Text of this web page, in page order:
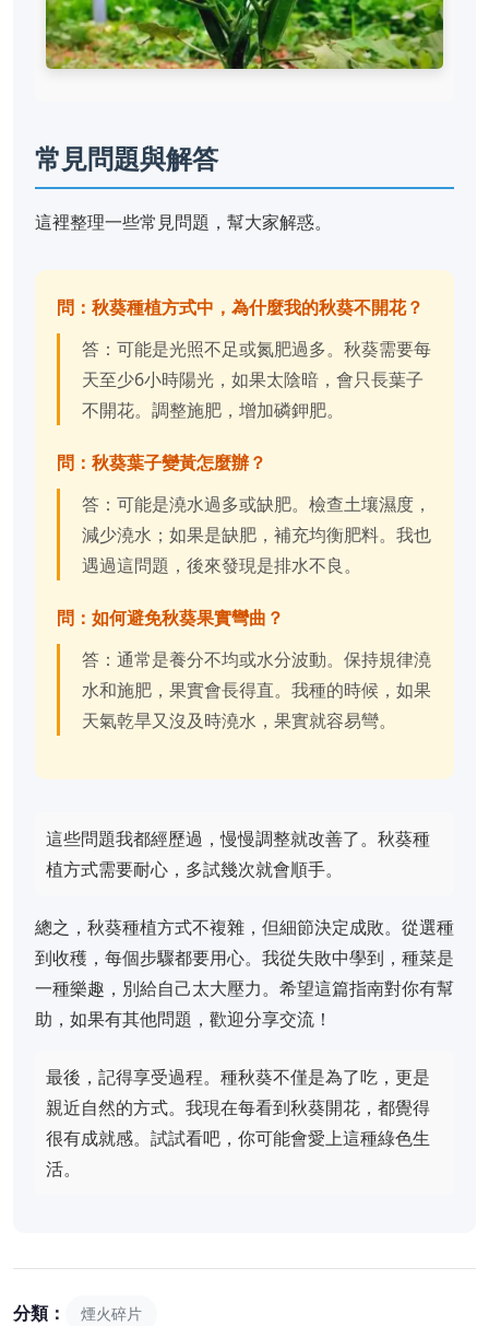
常見問題與解答
這裡整理一些常見問題，幫大家解惑。
問：秋葵種植方式中，為什麼我的秋葵不開花？
答：可能是光照不足或氮肥過多。秋葵需要每
天至少6小時陽光，如果太陰暗，會只長葉子
不開花。調整施肥，增加磷鉀肥。
問：秋葵葉子變黃怎麼辦？
答：可能是澆水過多或缺肥。檢查土壤濕度，
減少澆水；如果是缺肥，補充均衡肥料。我也
遇過這問題，後來發現是排水不良。
問：如何避免秋葵果實彎曲？
答：通常是養分不均或水分波動。保持規律澆
水和施肥，果實會長得直。我種的時候，如果
天氣乾旱又沒及時澆水，果實就容易彎。
這些問題我都經歷過，慢慢調整就改善了。秋葵種
植方式需要耐心，多試幾次就會順手。
總之，秋葵種植方式不複雜，但細節決定成敗。從選種
到收穫，每個步驟都要用心。我從失敗中學到，種菜是
一種樂趣，別給自己太大壓力。希望這篇指南對你有幫
助，如果有其他問題，歡迎分享交流！
最後，記得享受過程。種秋葵不僅是為了吃，更是
親近自然的方式。我現在每看到秋葵開花，都覺得
很有成就感。試試看吧，你可能會愛上這種綠色生
活。
分類： 煙火碎片